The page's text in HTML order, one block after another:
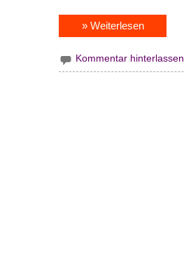
» Weiterlesen
Kommentar hinterlassen